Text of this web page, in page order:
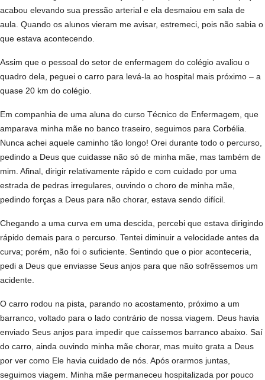
acabou elevando sua pressão arterial e ela desmaiou em sala de
aula. Quando os alunos vieram me avisar, estremeci, pois não sabia o
que estava acontecendo.
Assim que o pessoal do setor de enfermagem do colégio avaliou o
quadro dela, peguei o carro para levá-la ao hospital mais próximo – a
quase 20 km do colégio.
Em companhia de uma aluna do curso Técnico de Enfermagem, que
amparava minha mãe no banco traseiro, seguimos para Corbélia.
Nunca achei aquele caminho tão longo! Orei durante todo o percurso,
pedindo a Deus que cuidasse não só de minha mãe, mas também de
mim. Afinal, dirigir relativamente rápido e com cuidado por uma
estrada de pedras irregulares, ouvindo o choro de minha mãe,
pedindo forças a Deus para não chorar, estava sendo difícil.
Chegando a uma curva em uma descida, percebi que estava dirigindo
rápido demais para o percurso. Tentei diminuir a velocidade antes da
curva; porém, não foi o suficiente. Sentindo que o pior aconteceria,
pedi a Deus que enviasse Seus anjos para que não sofrêssemos um
acidente.
O carro rodou na pista, parando no acostamento, próximo a um
barranco, voltado para o lado contrário de nossa viagem. Deus havia
enviado Seus anjos para impedir que caíssemos barranco abaixo. Saí
do carro, ainda ouvindo minha mãe chorar, mas muito grata a Deus
por ver como Ele havia cuidado de nós. Após orarmos juntas,
seguimos viagem. Minha mãe permaneceu hospitalizada por pouco